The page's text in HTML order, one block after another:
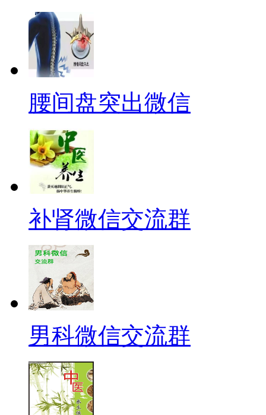
腰间盘突出微信
补肾微信交流群
男科微信交流群